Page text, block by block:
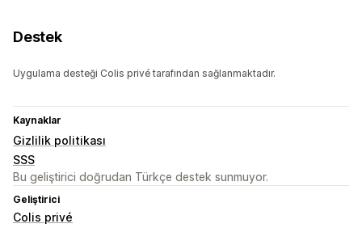
Destek
Uygulama desteği Colis privé tarafından sağlanmaktadır.
Kaynaklar
Gizlilik politikası
SSS
Bu geliştirici doğrudan Türkçe destek sunmuyor.
Geliştirici
Colis privé